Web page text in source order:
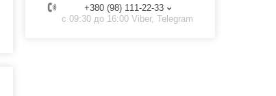
+380 (98) 111-22-33
с 09:30 до 16:00 Viber, Telegram